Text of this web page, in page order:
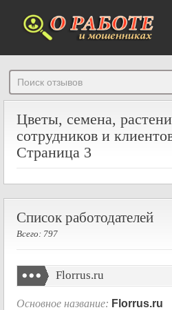
Цветы, семена,
сотрудников и
Страница 3
Список работодателей
Всего: 797
Florrus.ru
Основное название: Florrus.ru